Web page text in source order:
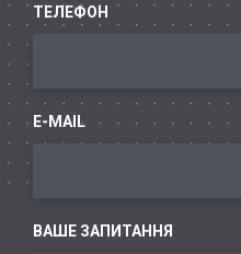
ТЕЛЕФОН
E-MAIL
ВАШЕ ЗАПИТАННЯ